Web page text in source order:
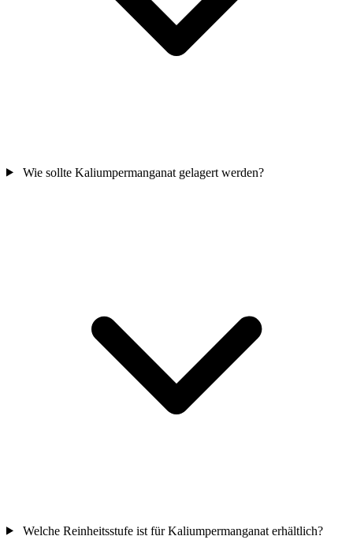
Wie sollte Kaliumpermanganat gelagert werden?
Welche Reinheitsstufe ist für Kaliumpermanganat erhältlich?